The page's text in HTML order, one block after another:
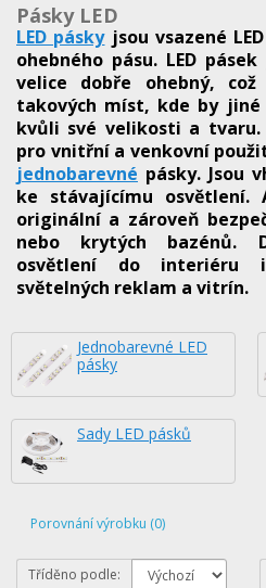
Pásky LED
LED pásky jsou vsazené
ohebného pásu. LED
velice dobře ohebný,
takových míst, kde by jiné
kvůli své velikosti a tvaru.
pro vnitřní a venkovní
jednobarevné pásky. Jsou
ke stávajícímu
originální a zároveň
nebo krytých bazénů.
osvětlení do interiéru
světelných reklam a vitrín.
Jednobarevné LED
pásky
Sady LED pásků
Porovnání výrobku (0)
Tříděno podle: